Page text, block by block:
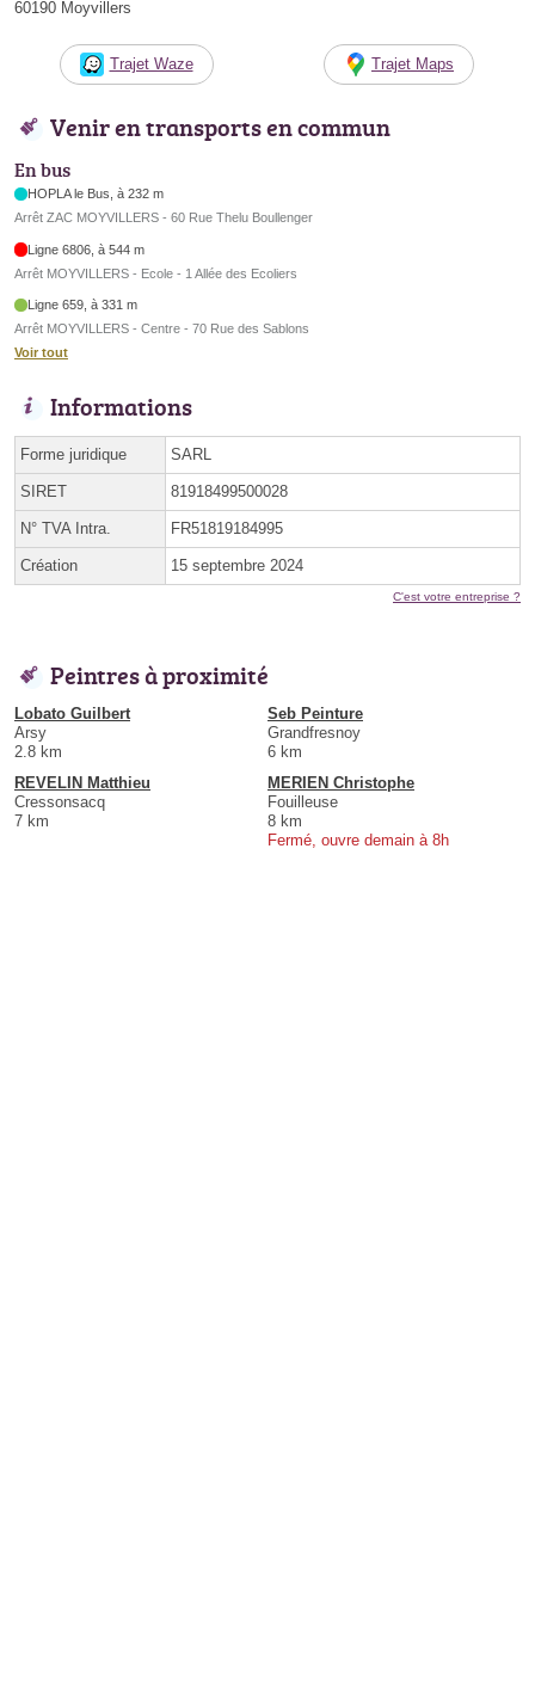
60190 Moyvillers
Trajet Waze Trajet Maps
Venir en transports en commun
En bus
HOPLA le Bus, à 232 m
Arrêt ZAC MOYVILLERS - 60 Rue Thelu Boullenger
Ligne 6806, à 544 m
Arrêt MOYVILLERS - Ecole - 1 Allée des Ecoliers
Ligne 659, à 331 m
Arrêt MOYVILLERS - Centre - 70 Rue des Sablons
Voir tout
Informations
Forme juridique SARL
SIRET 81918499500028
N° TVA Intra. FR51819184995
Création 15 septembre 2024
C'est votre entreprise ?
Peintres à proximité
Lobato Guilbert
Arsy
2.8 km
Seb Peinture
Grandfresnoy
6 km
REVELIN Matthieu
Cressonsacq
7 km
MERIEN Christophe
Fouilleuse
8 km
Fermé, ouvre demain à 8h